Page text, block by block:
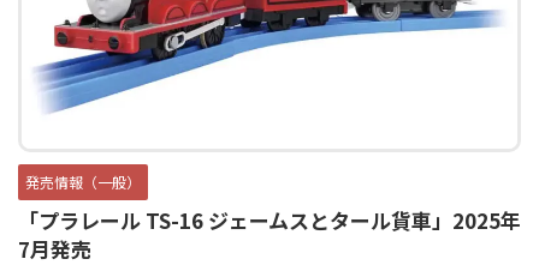
発売情報（一般）
「プラレール TS-16 ジェームスとタール貨車」2025年
7月発売